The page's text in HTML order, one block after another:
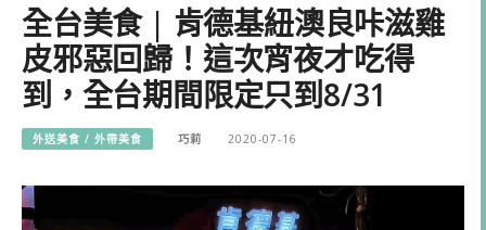
全台美食 | 肯德基紐澳良咔滋雞
皮邪惡回歸！這次宵夜才吃得
到，全台期間限定只到8/31
外送美食 / 外帶美食 巧莉 2020-07-16